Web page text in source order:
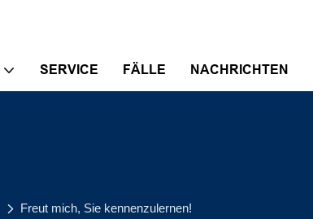
SERVICE FÄLLE NACHRICHTEN
Freut mich, Sie kennenzulernen!